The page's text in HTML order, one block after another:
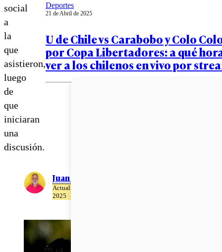
social
a
la
que
asistieron,
luego
de
que
iniciaran
una
discusión.
Juan Pablo Ernst
Actualizado el 23 de Abril del
2025
Deportes
21 de Abril de 2025
U de Chile vs Carabobo y Colo
por Copa Libertadores: a qué
ver a los chilenos en vivo por